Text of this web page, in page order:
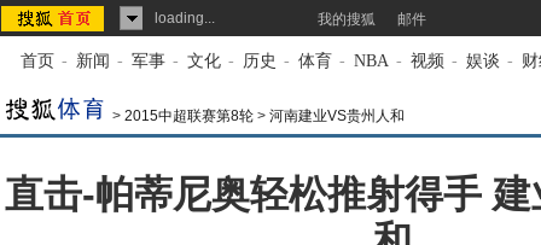
loading... 我的搜狐 邮件
首页 - 新闻 - 军事 - 文化 - 历史 - 体育 - NBA - 视频 - 娱谈 -
> 2015中超联赛第8轮 > 河南建业VS贵州人和
直击-帕蒂尼奥轻松推射得手